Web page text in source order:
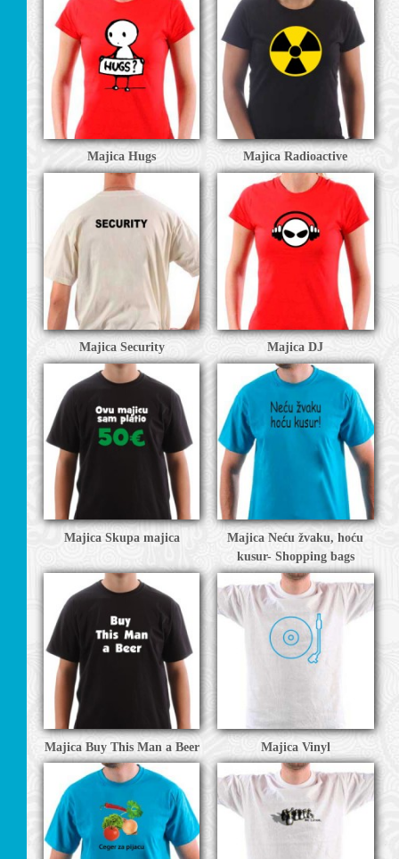
Majica Hugs Majica Radioactive
Majica Security Majica DJ
Majica Skupa majica
Majica Neću žvaku, hoću
kusur- Shopping bags
Majica Buy This Man a Beer Majica Vinyl